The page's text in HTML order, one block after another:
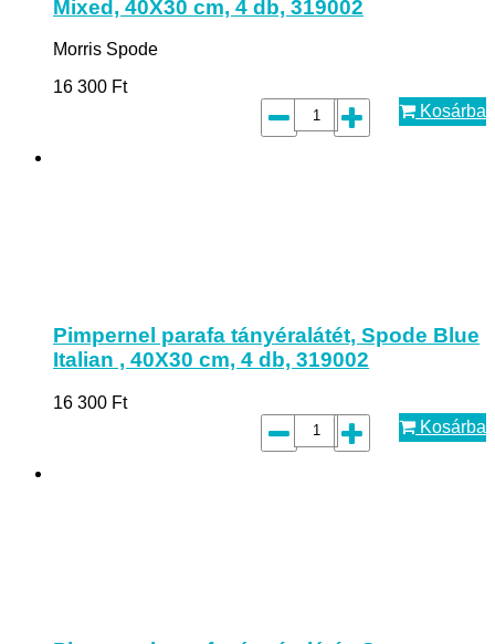
Mixed, 40X30 cm, 4 db, 319002
Morris Spode
16 300 Ft
Kosárba
Pimpernel parafa tányéralátét, Spode Blue
Italian , 40X30 cm, 4 db, 319002
16 300 Ft
Kosárba